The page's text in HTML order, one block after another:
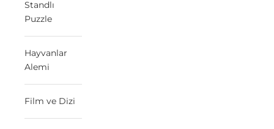
Standlı
Puzzle
Hayvanlar
Alemi
Film ve Dizi